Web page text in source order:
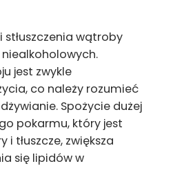
stłuszczenia wątroby
jest zwykle
co należy rozumieć
Spożycie dużej
pokarmu, który jest
tłuszcze, zwiększa
się lipidów w